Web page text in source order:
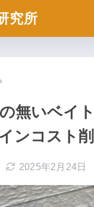
究所
の無いベイ
ンコスト
2025年2月24日